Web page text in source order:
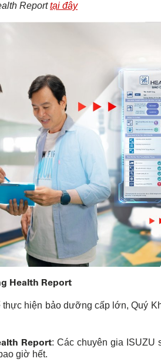
Reporttại đây
Health Report
hiện bảo dưỡng cấp lớn, Quý
Report: Các chuyên gia ISUZU
giờ hết.